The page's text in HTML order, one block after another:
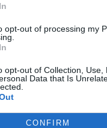
opt-out of processing my
opt-out of Collection,
Data that Is
CONFIRM
είναι η «σκιώδης
να επικοινωνήσει
ΠΑΣΟΚ:
προξενιά»